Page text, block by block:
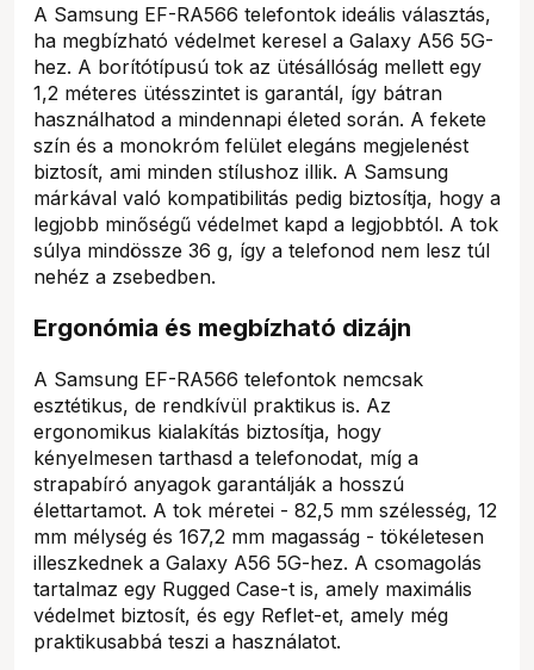
A Samsung EF-RA566 telefontok ideális választás,
ha megbízható védelmet keresel a Galaxy A56 5G-
hez. A borítótípusú tok az ütésállóság mellett egy
1,2 méteres ütésszintet is garantál, így bátran
használhatod a mindennapi életed során. A fekete
szín és a monokróm felület elegáns megjelenést
biztosít, ami minden stílushoz illik. A Samsung
márkával való kompatibilitás pedig biztosítja, hogy a
legjobb minőségű védelmet kapd a legjobbtól. A tok
súlya mindössze 36 g, így a telefonod nem lesz túl
nehéz a zsebedben.
Ergonómia és megbízható dizájn
A Samsung EF-RA566 telefontok nemcsak
esztétikus, de rendkívül praktikus is. Az
ergonomikus kialakítás biztosítja, hogy
kényelmesen tarthasd a telefonodat, míg a
strapabíró anyagok garantálják a hosszú
élettartamot. A tok méretei - 82,5 mm szélesség, 12
mm mélység és 167,2 mm magasság - tökéletesen
illeszkednek a Galaxy A56 5G-hez. A csomagolás
tartalmaz egy Rugged Case-t is, amely maximális
védelmet biztosít, és egy Reflet-et, amely még
praktikusabbá teszi a használatot.